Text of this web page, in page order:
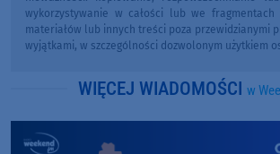
wykorzystywanie w całości lub we fragmentach
materiałów lub innych treści poza przewidzianymi
wyjątkami, w szczególności dozwolonym użytkiem
WIĘCEJ WIADOMOŚCI w